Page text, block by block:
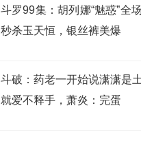
斗罗99集：胡列娜“魅惑”全
秒杀玉天恒，银丝裤美爆
斗破：药老一开始说潇潇是
就爱不释手，萧炎：完蛋